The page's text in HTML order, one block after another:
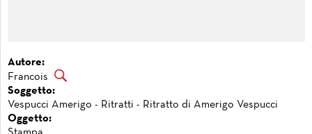
Autore:
Francois
Soggetto:
Vespucci Amerigo - Ritratti - Ritratto di Amerigo Vespucci
Oggetto: